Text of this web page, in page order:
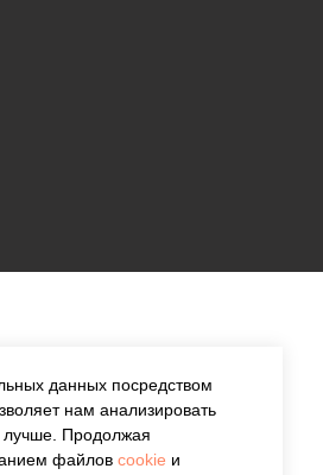
данных посредством
нам анализировать
лучше. Продолжая
файлов cookie и